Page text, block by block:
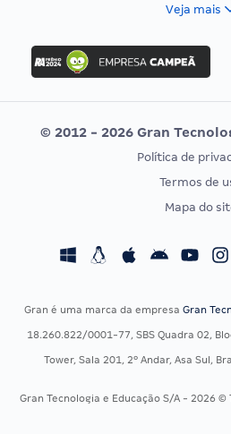
Concurso Ibama
Concurso MPU
Editais publicados
CONCURSOS POR PROFISSÃO
Concursos Fiscais
Concursos Saúde
Residência Multiprofissional
Veja mais
© 2012 - 2026 Gran
Política de
Termos de
Mapa do
Gran é uma marca da empresa Gran
18.260.822/0001-77, SBS Quadra 02,
Tower, Sala 201, 2º Andar, Asa Sul,
Gran Tecnologia e Educação S/A - 2026